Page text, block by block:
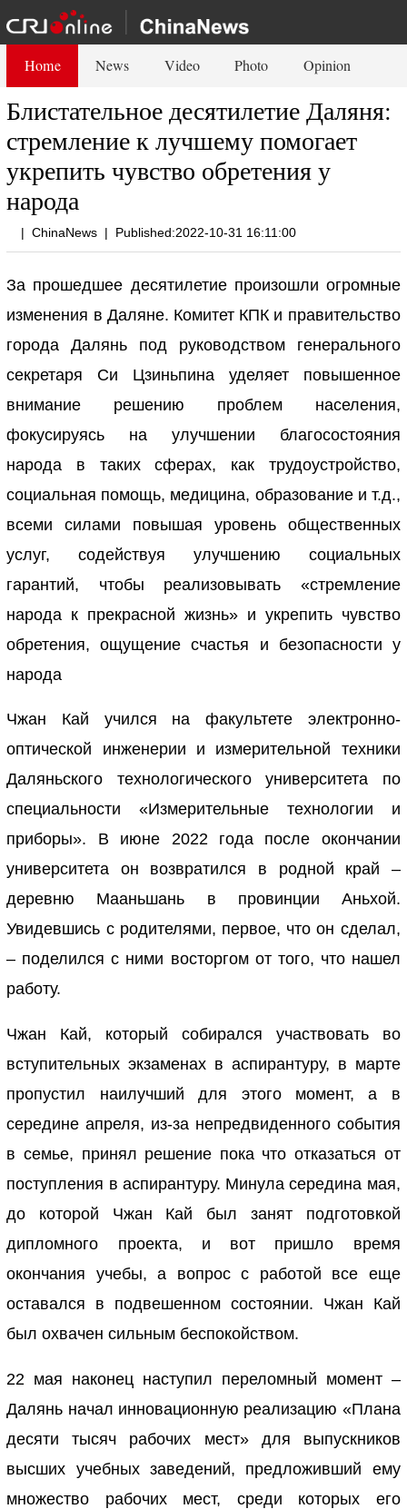
Home News Video Photo Opinion
Блистательное десятилетие Даляня:
стремление к лучшему помогает
укрепить чувство обретения у
народа
| ChinaNews | Published:2022-10-31 16:11:00
За прошедшее десятилетие произошли огромные
изменения в Даляне. Комитет КПК и правительство
города Далянь под руководством генерального
секретаря Си Цзиньпина уделяет повышенное
внимание решению проблем населения,
фокусируясь на улучшении благосостояния
народа в таких сферах, как трудоустройство,
социальная помощь, медицина, образование и т.д.,
всеми силами повышая уровень общественных
услуг, содействуя улучшению социальных
гарантий, чтобы реализовывать «стремление
народа к прекрасной жизнь» и укрепить чувство
обретения, ощущение счастья и безопасности у
народа
Чжан Кай учился на факультете электронно-
оптической инженерии и измерительной техники
Даляньского технологического университета по
специальности «Измерительные технологии и
приборы». В июне 2022 года после окончании
университета он возвратился в родной край –
деревню Мааньшань в провинции Аньхой.
Увидевшись с родителями, первое, что он сделал,
– поделился с ними восторгом от того, что нашел
работу.
Чжан Кай, который собирался участвовать во
вступительных экзаменах в аспирантуру, в марте
пропустил наилучший для этого момент, а в
середине апреля, из-за непредвиденного события
в семье, принял решение пока что отказаться от
поступления в аспирантуру. Минула середина мая,
до которой Чжан Кай был занят подготовкой
дипломного проекта, и вот пришло время
окончания учебы, а вопрос с работой все еще
оставался в подвешенном состоянии. Чжан Кай
был охвачен сильным беспокойством.
22 мая наконец наступил переломный момент –
Далянь начал инновационную реализацию «Плана
десяти тысяч рабочих мест» для выпускников
высших учебных заведений, предложивший ему
множество рабочих мест, среди которых его